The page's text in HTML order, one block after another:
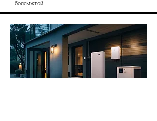
боломжтой.